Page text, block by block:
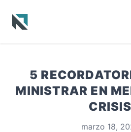
5
MINISTRAR EN
CRISIS
marzo 18,